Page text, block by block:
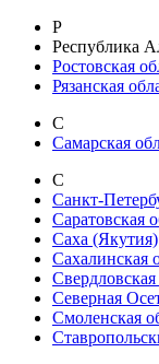
Р
Республика
Ростовская
Рязанская
С
Самарская
С
Санкт-
Саратовская
Саха (Якутия)
Сахалинская
Свердловская
Северная
Смоленская